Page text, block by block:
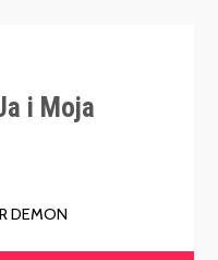
i Moja
DEMON